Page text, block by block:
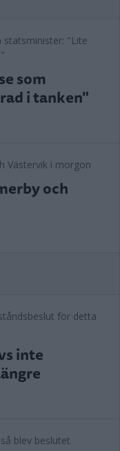
som
i tanken"
och
inte